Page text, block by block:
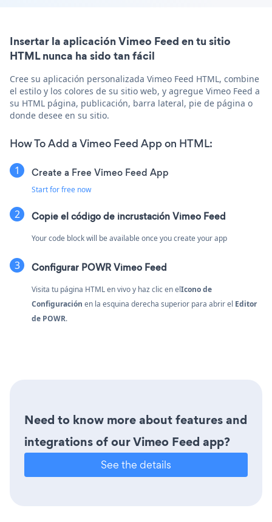
Insertar la aplicación Vimeo Feed en tu sitio
HTML nunca ha sido tan fácil
Cree su aplicación personalizada Vimeo Feed HTML, combine
el estilo y los colores de su sitio web, y agregue Vimeo Feed a
su HTML página, publicación, barra lateral, pie de página o
donde desee en su sitio.
How To Add a Vimeo Feed App on HTML:
Create a Free Vimeo Feed App
Start for free now
Copie el código de incrustación Vimeo Feed
Your code block will be available once you create your app
Configurar POWR Vimeo Feed
Visita tu página HTML en vivo y haz clic en elIcono de
Configuración en la esquina derecha superior para abrir el Editor
de POWR.
Need to know more about features and
integrations of our Vimeo Feed app?
See the details